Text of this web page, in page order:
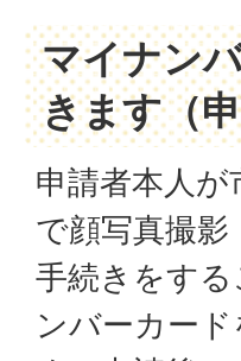
マイナン
きます（
申請者本人が
で顔写真撮影
手続きをす
ンバーカー